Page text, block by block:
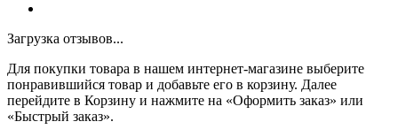
Загрузка отзывов...
Для покупки товара в нашем интернет-магазине выберите
понравившийся товар и добавьте его в корзину. Далее
перейдите в Корзину и нажмите на «Оформить заказ» или
«Быстрый заказ».